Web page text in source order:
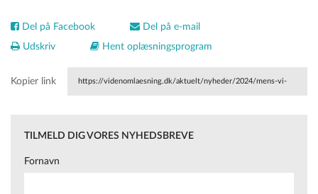
Del på Facebook
Del på e-mail
Udskriv
Hent oplæsningsprogram
Kopier link https://videnomlaesning.dk/aktuelt/nyheder/2024/mens-vi-
TILMELD DIG VORES NYHEDSBREVE
Fornavn